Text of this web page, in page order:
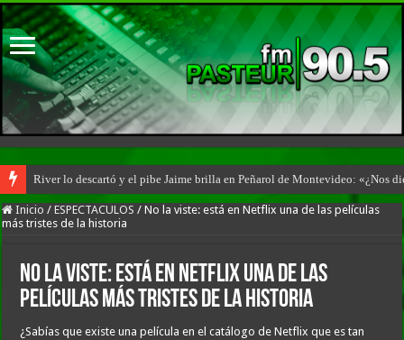
River lo descartó y el pibe Jaime brilla en Peñarol de Montevideo: «¿Nos
Inicio / ESPECTACULOS / No la viste: está en Netflix una de las películas
más tristes de la historia
No la viste: está en Netflix una de las
películas más tristes de la historia
¿Sabías que existe una película en el catálogo de Netflix que es tan